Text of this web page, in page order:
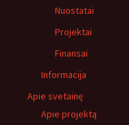
Nuostatai
Projektai
Finansai
Informacija
Apie svetainę
Apie projektą